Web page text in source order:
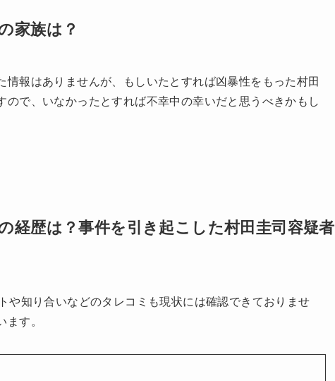
家族は？
報はありませんが、もしいたとすれば凶暴性をもった村田
で、いなかったとすれば不幸中の幸いだと思うべきかもし
経歴は？事件を引き起こした村田圭司容疑者
や知り合いなどのタレコミも現状には確認できておりませ
す。